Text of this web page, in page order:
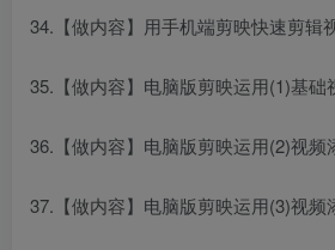
34.【做内容】用手机端剪映快速剪辑
35.【做内容】电脑版剪映运用(1)基础
36.【做内容】电脑版剪映运用(2)视频
37.【做内容】电脑版剪映运用(3)视频